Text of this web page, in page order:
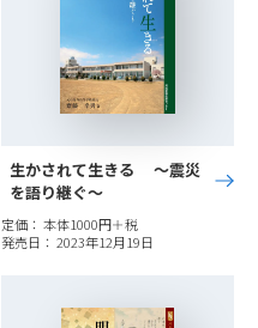
生かされて生きる 〜震災
を語り継ぐ〜
定価： 本体1000円＋税
発売日： 2023年12月19日